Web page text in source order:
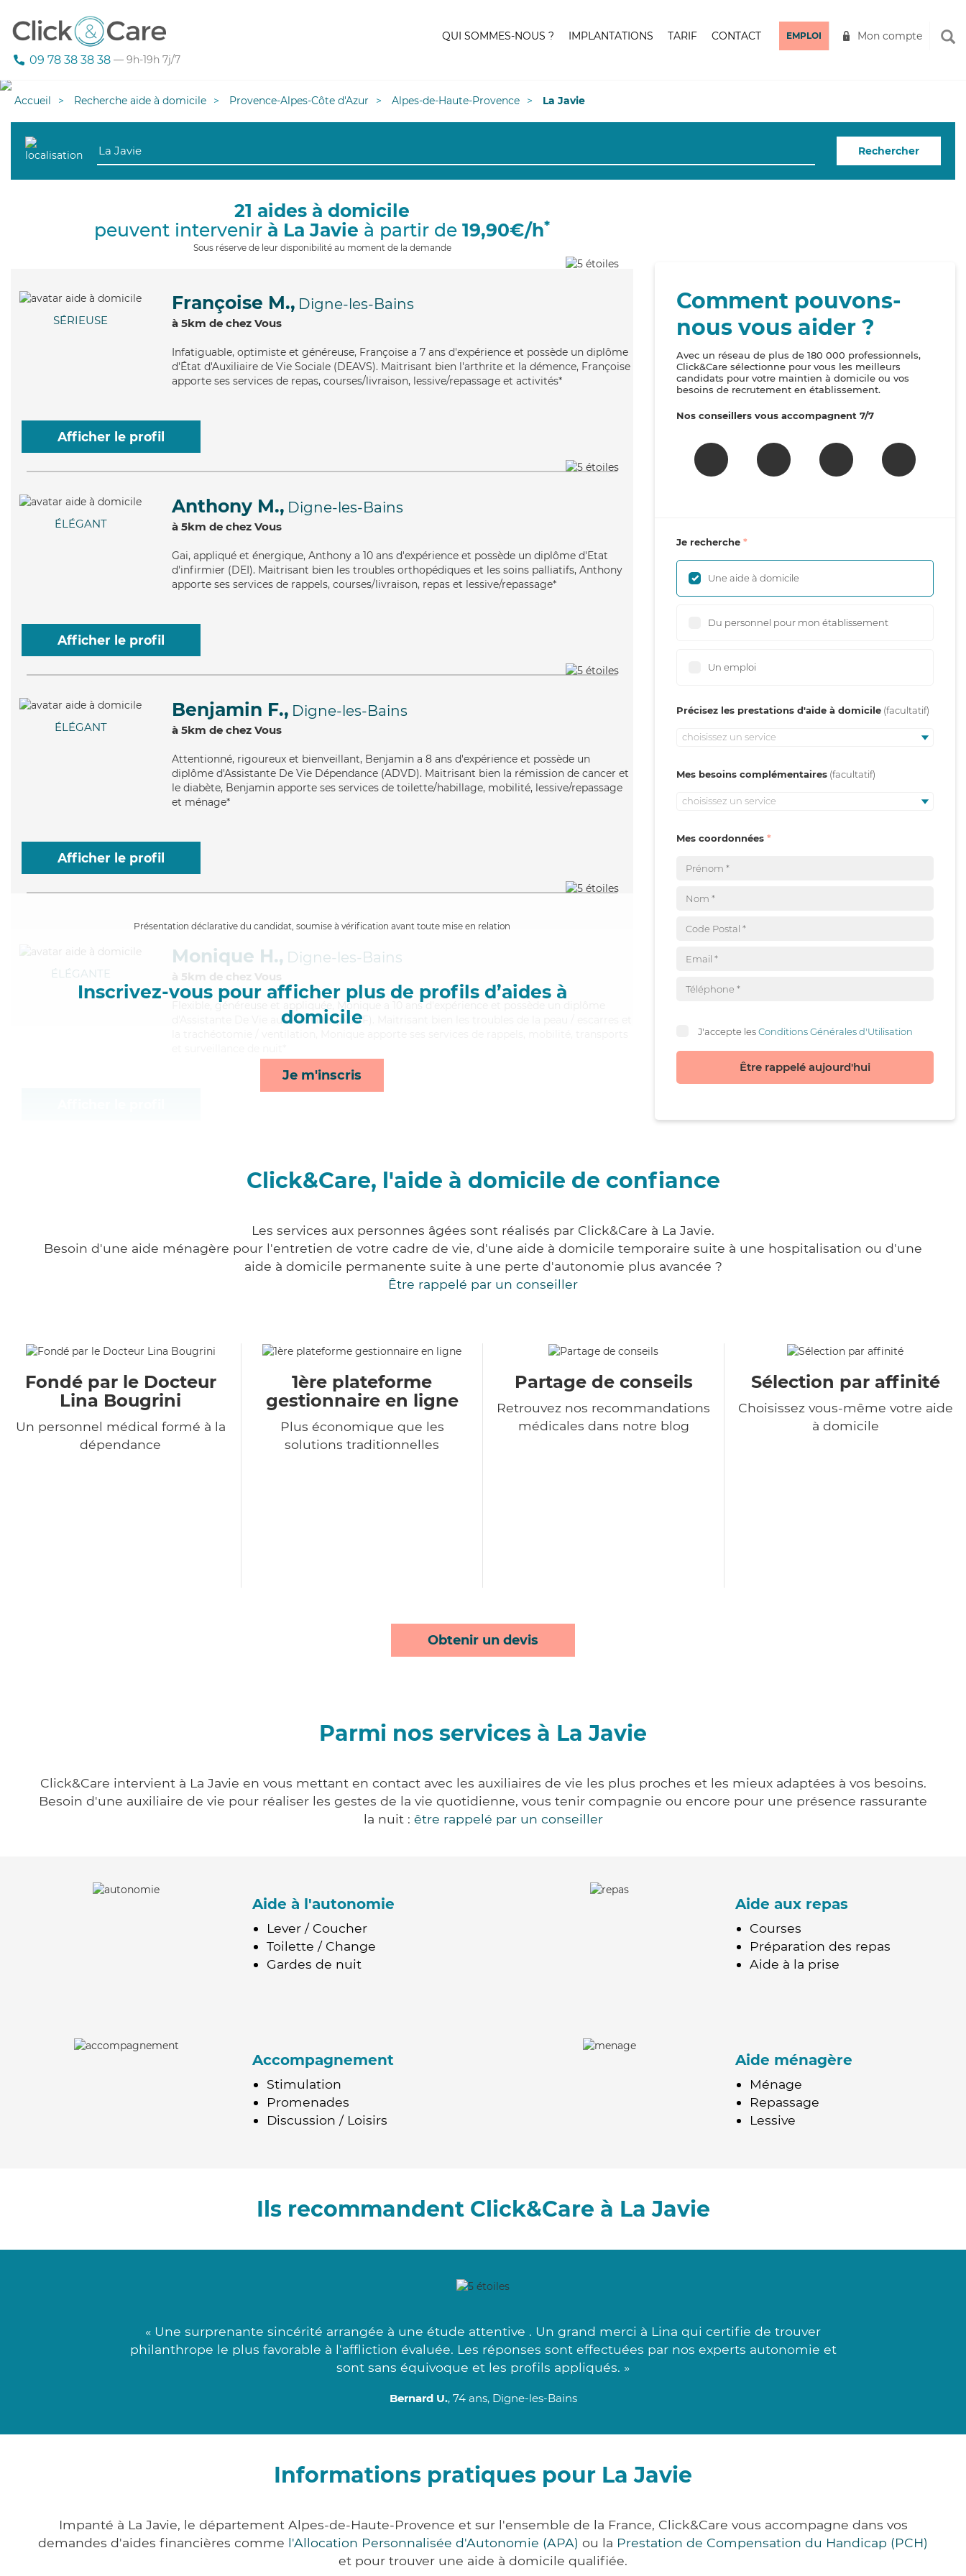
09 78 38 38 38 — 9h-19h 7j/7
QUI SOMMES-NOUS ? IMPLANTATIONS TARIF CONTACT EMPLOI Mon compte
Accueil Recherche aide à domicile Provence-Alpes-Côte d'Azur Alpes-de-Haute-Provence La Javie
Rechercher
21 aides à domicile
peuvent intervenir à La Javie à partir de 19,90€/h*
Sous réserve de leur disponibilité au moment de la demande
SÉRIEUSE
Françoise M., Digne-les-Bains
à 5km de chez Vous
Infatiguable, optimiste et généreuse, Françoise a 7 ans d'expérience et possède un diplôme
d'État d'Auxiliaire de Vie Sociale (DEAVS). Maitrisant bien l'arthrite et la démence, Françoise
apporte ses services de repas, courses/livraison, lessive/repassage et activités*
Afficher le profil
ÉLÉGANT
Anthony M., Digne-les-Bains
à 5km de chez Vous
Gai, appliqué et énergique, Anthony a 10 ans d'expérience et possède un diplôme d'Etat
d'infirmier (DEI). Maitrisant bien les troubles orthopédiques et les soins palliatifs, Anthony
apporte ses services de rappels, courses/livraison, repas et lessive/repassage*
Afficher le profil
ÉLÉGANT
Benjamin F., Digne-les-Bains
à 5km de chez Vous
Attentionné, rigoureux et bienveillant, Benjamin a 8 ans d'expérience et possède un
diplôme d'Assistante De Vie Dépendance (ADVD). Maitrisant bien la rémission de cancer et
le diabète, Benjamin apporte ses services de toilette/habillage, mobilité, lessive/repassage
et ménage*
Afficher le profil
Présentation déclarative du candidat, soumise à vérification avant toute mise en relation
Inscrivez-vous pour afficher plus de profils d’aides à
domicile
Je m'inscris
ÉLÉGANTE
Monique H., Digne-les-Bains
à 5km de chez Vous
, généreuse et appliquée, Monique a 10 ans d'expérience et possède un diplôme
d'Assistante De Vie aux Familles (ADVF). Maitrisant bien les troubles de la peau / escarres et
Comment pouvons-
nous vous aider ?
Avec un réseau de plus de 180 000 professionnels,
Click&Care sélectionne pour vous les meilleurs
candidats pour votre maintien à domicile ou vos
besoins de recrutement en établissement.
Nos conseillers vous accompagnent 7/7
Je recherche
Une aide à domicile
Du personnel pour mon établissement
Un emploi
Précisez les prestations d'aide à domicile
choisissez un service
Mes besoins complémentaires
choisissez un service
Mes coordonnées
J'accepte lesConditions Générales d'Utilisation
Être rappelé aujourd'hui
Click&Care, l'aide à domicile de confiance
Les services aux personnes âgées sont réalisés par Click&Care à La Javie.
Besoin d'une aide ménagère pour l'entretien de votre cadre de vie, d'une aide à domicile temporaire suite à une hospitalisation ou d'une
aide à domicile permanente suite à une perte d'autonomie plus avancée ?
Être rappelé par un conseiller
Fondé par le Docteur
Lina Bougrini
Un personnel médical formé à la
dépendance
1ère plateforme
gestionnaire en ligne
Plus économique que les
solutions traditionnelles
Partage de conseils
Retrouvez nos recommandations
médicales dans notre blog
Sélection par affinité
Choisissez vous-même votre aide
à domicile
Obtenir un devis
Parmi nos services à La Javie
Click&Care intervient à La Javie en vous mettant en contact avec les auxiliaires de vie les plus proches et les mieux adaptées à vos besoins.
Besoin d'une auxiliaire de vie pour réaliser les gestes de la vie quotidienne, vous tenir compagnie ou encore pour une présence rassurante
la nuit : être rappelé par un conseiller
Aide à l'autonomie
Lever / Coucher
Toilette / Change
Gardes de nuit
Aide aux repas
Courses
Préparation des repas
Aide à la prise
Accompagnement
Stimulation
Promenades
Discussion / Loisirs
Aide ménagère
Ménage
Repassage
Lessive
Ils recommandent Click&Care à La Javie
« Une surprenante sincérité arrangée à une étude attentive . Un grand merci à Lina qui certifie de trouver
philanthrope le plus favorable à l'affliction évaluée. Les réponses sont effectuées par nos experts autonomie et
sont sans équivoque et les profils appliqués. »
Bernard U., 74 ans, Digne-les-Bains
Informations pratiques pour La Javie
Impanté à La Javie, le département Alpes-de-Haute-Provence et sur l'ensemble de la France, Click&Care vous accompagne dans vos
demandes d'aides financières comme l'Allocation Personnalisée d'Autonomie (APA) ou la Prestation de Compensation du Handicap (PCH)
et pour trouver une aide à domicile qualifiée.